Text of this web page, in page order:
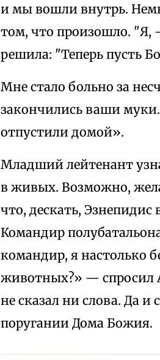
и мы вошли внутрь.
том, что произошло. "Я,
решила: "Теперь пусть
Мне стало больно за
закончились ваши муки.
отпустили домой».
Младший лейтенант
в живых. Возможно,
что, дескать,
Командир
командир, я настолько
животных?» — спросил
не сказал ни слова. Да и
поругании Дома Божия.